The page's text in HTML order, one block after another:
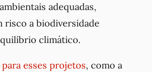
adequadas,
risco a biodiversidade
climático.
esses projetos, como a